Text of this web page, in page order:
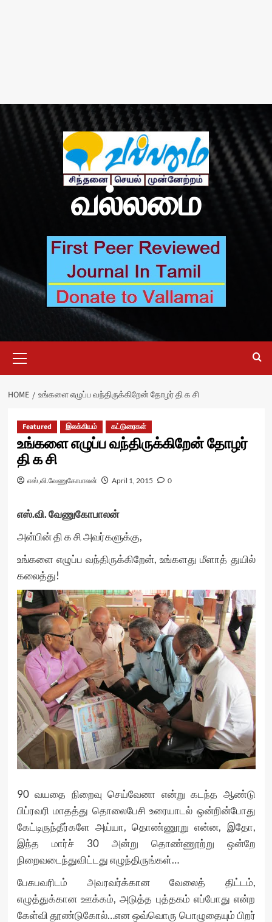
வல்லமை
Menu
HOME உங்களை எழுப்ப வந்திருக்கிறேன் தோழர் தி க சி
Featured இலக்கியம் கட்டுரைகள்
உங்களை எழுப்ப வந்திருக்கிறேன் தோழர்
தி க சி
எஸ்,வி.வேணுகோபாலன் April 1, 2015 0
எஸ்.வி. வேணுகோபாலன்
அன்பின் தி க சி அவர்களுக்கு,
உங்களை எழுப்ப வந்திருக்கிறேன், உங்களது மீளாத் துயில்
கலைத்து!
90 வயதை நிறைவு செய்வேனா என்று கடந்த ஆண்டு
பிப்ரவரி மாதத்து தொலைபேசி உரையாடல் ஒன்றின்போது
கேட்டிருந்தீர்களே அய்யா, தொண்ணூறு என்ன, இதோ,
இந்த மார்ச் 30 அன்று தொண்ணூற்று ஒன்றே
நிறைவடைந்துவிட்டது எழுந்திருங்கள்…
பேசுபவரிடம் அவரவர்க்கான வேலைத் திட்டம்,
எழுத்துக்கான ஊக்கம், அடுத்த புத்தகம் எப்போது என்ற
கேள்வி தூண்டுகோல்…என ஒவ்வொரு பொழுதையும் பிறர்